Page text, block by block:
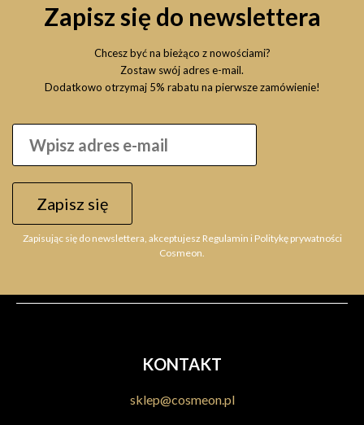
Zapisz się do newslettera
Chcesz być na bieżąco z nowościami?
Zostaw swój adres e-mail.
Dodatkowo otrzymaj 5% rabatu na pierwsze zamówienie!
Zapisz się
Zapisując się do newslettera, akceptujesz Regulamin i Politykę prywatności
Cosmeon.
KONTAKT
sklep@cosmeon.pl